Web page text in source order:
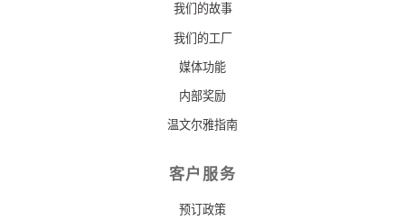
我们的故事
我们的工厂
媒体功能
内部奖励
温文尔雅指南
客户服务
预订政策